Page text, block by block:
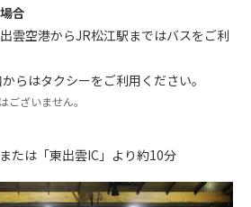
合
雲空港からJR松江駅まではバスをご利
らはタクシーをご利用ください。
ございません。
たは「東出雲IC」より約10分